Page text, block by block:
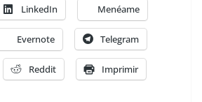
LinkedIn Menéame
Evernote Telegram
Reddit Imprimir